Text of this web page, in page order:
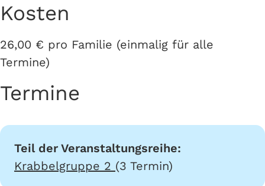
Kosten
26,00 € pro Familie (einmalig für alle
Termine)
Termine
Teil der Veranstaltungsreihe:
Krabbelgruppe 2 (3 Termin)